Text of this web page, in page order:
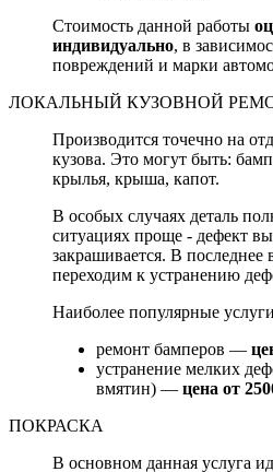
Стоимость данной работы
индивидуально, в
повреждений и марки
ЛОКАЛЬНЫЙ КУЗОВНОЙ
Производится точечно на
кузова. Это могут быть:
крылья, крыша, капот.
В особых случаях деталь
ситуациях проще - дефект
закрашивается. В
переходим к устранению
Наиболее популярные
ремонт бамперов —
устранение мелких
вмятин) — цена от
ПОКРАСКА
В основном данная услуга